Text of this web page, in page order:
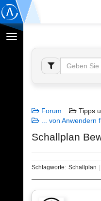
Navigation
umschalten
Forum
Tipps
... von Anwendern
Schallplan
Schlagworte: Schallplan